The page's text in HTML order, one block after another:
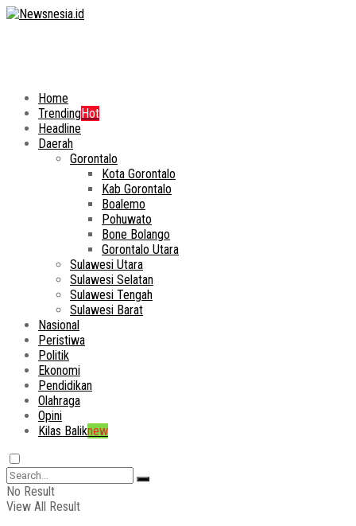
Home
TrendingHot
Headline
Daerah
Gorontalo
Kota Gorontalo
Kab Gorontalo
Boalemo
Pohuwato
Bone Bolango
Gorontalo Utara
Sulawesi Utara
Sulawesi Selatan
Sulawesi Tengah
Sulawesi Barat
Nasional
Peristiwa
Politik
Ekonomi
Pendidikan
Olahraga
Opini
Kilas Baliknew
No Result
View All Result